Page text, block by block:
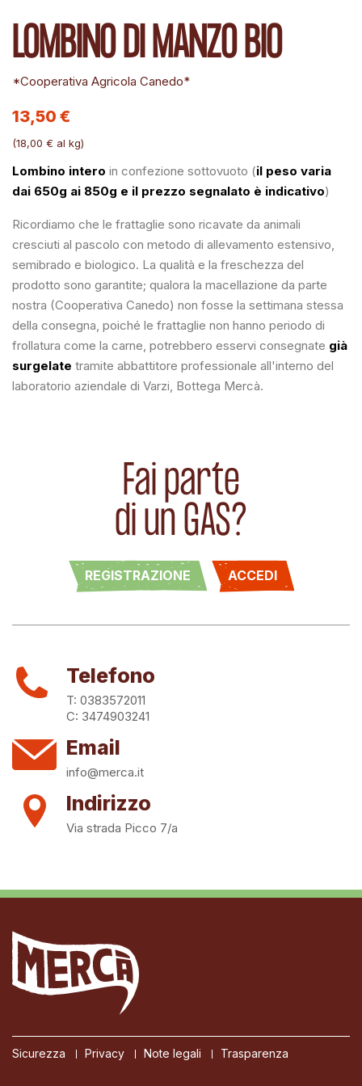
LOMBINO DI MANZO BIO
*Cooperativa Agricola Canedo*
13,50 €
(18,00 € al kg)
Lombino intero in confezione sottovuoto (il peso varia
dai 650g ai 850g e il prezzo segnalato è indicativo)
Ricordiamo che le frattaglie sono ricavate da animali
cresciuti al pascolo con metodo di allevamento estensivo,
semibrado e biologico. La qualità e la freschezza del
prodotto sono garantite; qualora la macellazione da parte
nostra (Cooperativa Canedo) non fosse la settimana stessa
della consegna, poiché le frattaglie non hanno periodo di
frollatura come la carne, potrebbero esservi consegnate già
surgelate tramite abbattitore professionale all'interno del
laboratorio aziendale di Varzi, Bottega Mercà.
Fai parte
di un GAS?
REGISTRAZIONE ACCEDI
Telefono
T: 0383572011
C: 3474903241
Email
info@merca.it
Indirizzo
Via strada Picco 7/a
Sicurezza Privacy Note legali Trasparenza